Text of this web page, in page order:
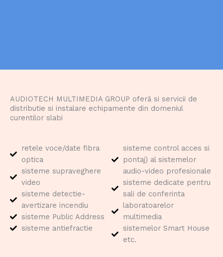
AUDIOTECH MULTIMEDIA GROUP oferă si servicii de
distributie si instalare echipamente din domeniul
curentilor slabi
retele voce/date fibra
optica
sisteme supraveghere
video
sisteme detectie-
avertizare incendiu
sisteme Public Address
sisteme antiefractie
sisteme control acces si
pontaj) al sistemelor
audio-video profesionale
sisteme dedicate pentru
sali de conferinta
laboratoarelor
multimedia
sistemelor Smart House
etc.